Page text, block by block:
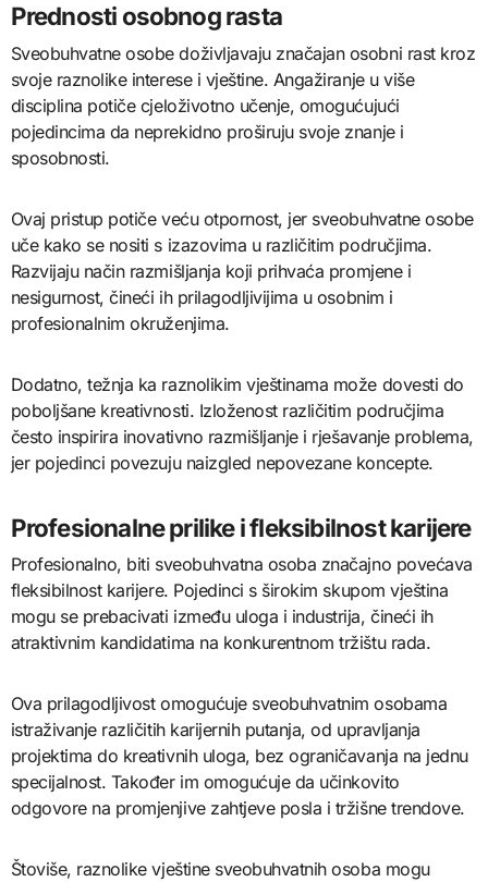
Prednosti osobnog rasta
Sveobuhvatne osobe doživljavaju značajan osobni rast kroz
svoje raznolike interese i vještine. Angažiranje u više
disciplina potiče cjeloživotno učenje, omogućujući
pojedincima da neprekidno proširuju svoje znanje i
sposobnosti.
Ovaj pristup potiče veću otpornost, jer sveobuhvatne osobe
uče kako se nositi s izazovima u različitim područjima.
Razvijaju način razmišljanja koji prihvaća promjene i
nesigurnost, čineći ih prilagodljivijima u osobnim i
profesionalnim okruženjima.
Dodatno, težnja ka raznolikim vještinama može dovesti do
poboljšane kreativnosti. Izloženost različitim područjima
često inspirira inovativno razmišljanje i rješavanje problema,
jer pojedinci povezuju naizgled nepovezane koncepte.
Profesionalne prilike i fleksibilnost karijere
Profesionalno, biti sveobuhvatna osoba značajno povećava
fleksibilnost karijere. Pojedinci s širokim skupom vještina
mogu se prebacivati između uloga i industrija, čineći ih
atraktivnim kandidatima na konkurentnom tržištu rada.
Ova prilagodljivost omogućuje sveobuhvatnim osobama
istraživanje različitih karijernih putanja, od upravljanja
projektima do kreativnih uloga, bez ograničavanja na jednu
specijalnost. Također im omogućuje da učinkovito
odgovore na promjenjive zahtjeve posla i tržišne trendove.
Štoviše, raznolike vještine sveobuhvatnih osoba mogu